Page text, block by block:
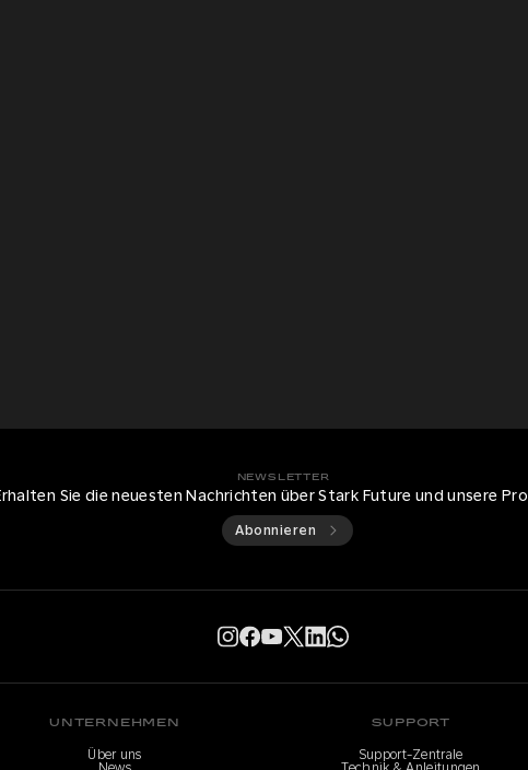
NEWSLETTER
Sie die neuesten Nachrichten über Stark Future und unsere
Abonnieren
UNTERNEHMEN
Über uns
SUPPORT
Support-Zentrale